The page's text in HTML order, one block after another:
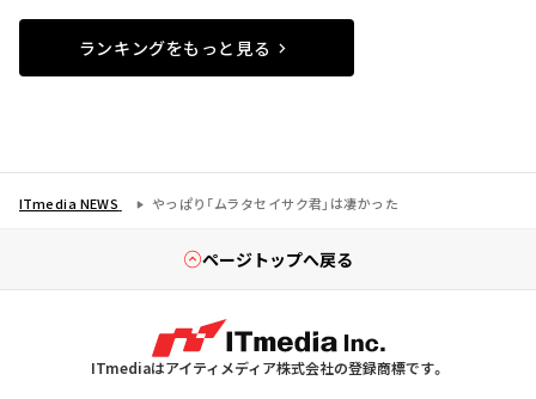
ランキングをもっと見る
ITmedia NEWS やっぱり「ムラタセイサク君」は凄かった
ページトップへ戻る
ITmediaはアイティメディア株式会社の登録商標です。